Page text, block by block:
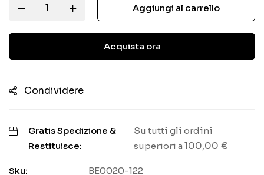
Aggiungi al carrello
Acquista ora
Condividere
Gratis Spedizione &
Restituisce:
Su tutti gli ordini
superiori a 100,00 €
Sku:
BE0020-122